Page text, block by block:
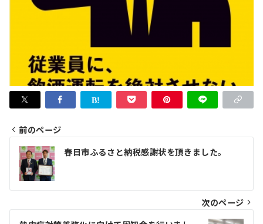
投
稿
ナ
ビ
前のページ
春日市ふるさと納税感謝状を頂きました。
次のページ